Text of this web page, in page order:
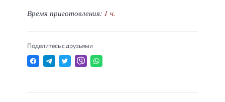
Время приготовления: 1 ч.
Поделитесь с друзьями